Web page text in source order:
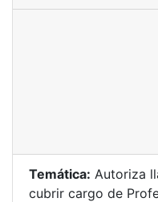
Temática: Autoriza
cubrir cargo de